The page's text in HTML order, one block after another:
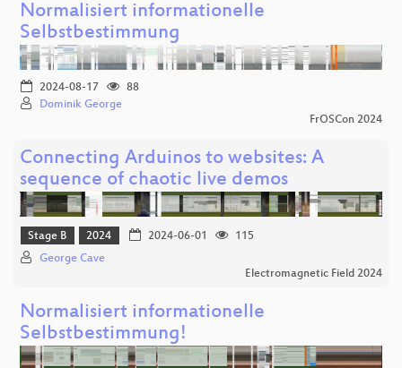
Normalisiert informationelle
Selbstbestimmung
2024-08-17
88
Dominik George
FrOSCon 2024
Connecting Arduinos to websites: A
sequence of chaotic live demos
Stage B 2024 2024-06-01
115
George Cave
Electromagnetic Field 2024
Normalisiert informationelle
Selbstbestimmung!